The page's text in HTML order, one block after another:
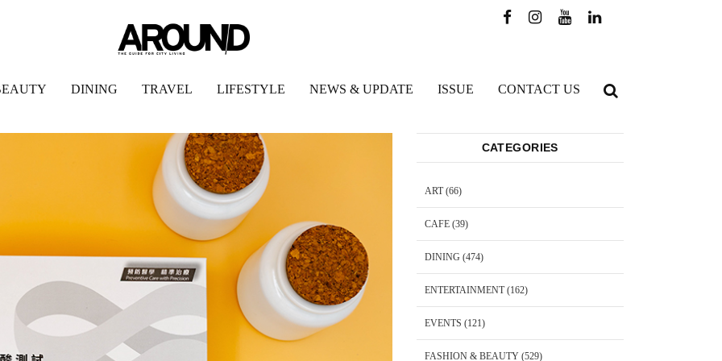
DINING TRAVEL LIFESTYLE NEWS & UPDATE ISSUE CONTACT US
CATEGORIES
ART(66)
CAFE(39)
DINING (474)
ENTERTAINMENT(162)
EVENTS (121)
FASHION & BEAUTY(529)